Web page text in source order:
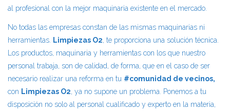
al profesional con la mejor maquinaria existente en el mercado.
No todas las empresas constan de las mismas maquinarias ni
herramientas.
Limpiezas O2, te proporciona una solución técnica.
Los productos, maquinaria y herramientas con los que nuestro
personal trabaja, son de calidad, de forma, que en el caso de ser
necesario realizar una reforma en tu #comunidad de vecinos,
con Limpiezas O2, ya no supone un problema. Ponemos a tu
disposición no solo al personal cualificado y experto en la materia,